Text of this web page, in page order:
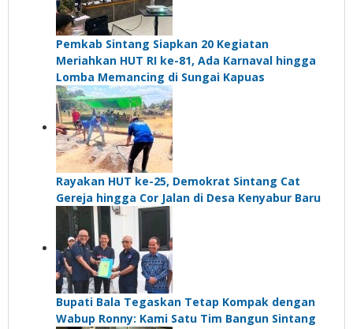
Pemkab Sintang Siapkan 20 Kegiatan
Meriahkan HUT RI ke-81, Ada Karnaval hingga
Lomba Memancing di Sungai Kapuas
Rayakan HUT ke-25, Demokrat Sintang Cat
Gereja hingga Cor Jalan di Desa Kenyabur Baru
Bupati Bala Tegaskan Tetap Kompak dengan
Wabup Ronny: Kami Satu Tim Bangun Sintang